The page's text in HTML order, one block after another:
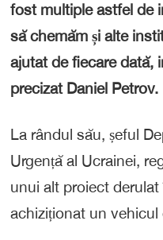
fost multiple astfel de
să chemăm și alte
ajutat de fiecare dată,
precizat Daniel Petrov.
La rândul său, șeful
Urgență al Ucrainei,
unui alt proiect
achiziționat un vehicul